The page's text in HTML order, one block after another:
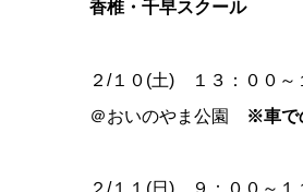
香椎・千早スクール
２/１０(土) １３：００～
＠おいのやま公園
※車で
２/１１(日) ９：００～１